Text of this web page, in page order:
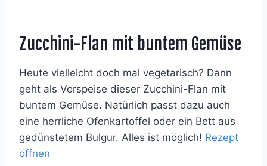
Zucchini-Flan mit buntem Gemüse
Heute vielleicht doch mal vegetarisch? Dann
geht als Vorspeise dieser Zucchini-Flan mit
buntem Gemüse. Natürlich passt dazu auch
eine herrliche Ofenkartoffel oder ein Bett aus
gedünstetem Bulgur. Alles ist möglich! Rezept
öffnen